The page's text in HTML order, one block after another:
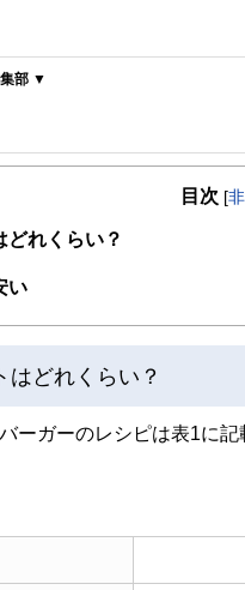
集部 ▼
経済に関する記事を、日々の暮ら
程に関わることで、読者目線のコン
ナンシャルプランナー、弁護士、
士、行政書士、投資アナリスト、
と確かな情報発信を実現しています
のアイデアを提供するお金のコンシ
目次 [
どれくらい？
い
はどれくらい？
ーガーのレシピは表1に記